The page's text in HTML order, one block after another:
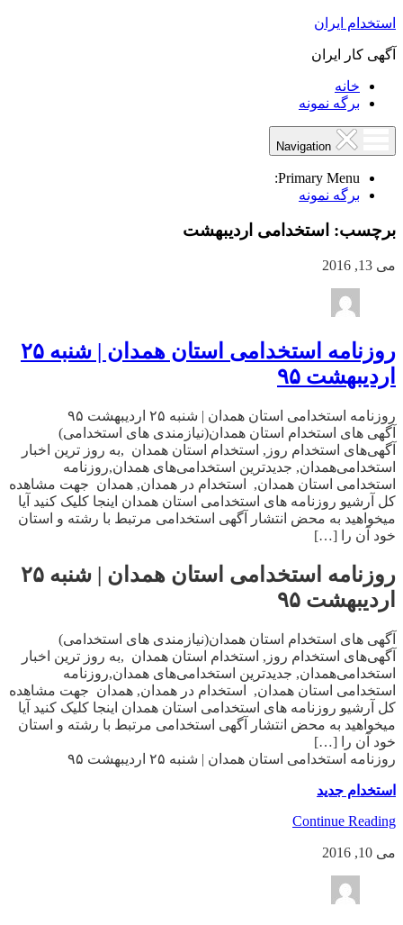
استخدام ایران
آگهی کار ایران
خانه
برگه نمونه
Primary Menu:
برگه نمونه
برچسب: استخدامی اردیبهشت
می 13, 2016
روزنامه استخدامی استان همدان | شنبه ۲۵
اردیبهشت ۹۵
روزنامه استخدامی استان همدان | شنبه ۲۵ اردیبهشت ۹۵
آگهی های استخدام استان همدان(نیازمندی های استخدامی)
آگهی‌های استخدام روز, استخدام استان همدان ,به روز ترین اخبار
استخدامی‌همدان, جدیدترین استخدامی‌های همدان,روزنامه
استخدامی استان همدان, استخدام در همدان, همدان جهت مشاهده
کل آرشیو روزنامه های استخدامی استان همدان اینجا کلیک کنید آیا
میخواهید به محض انتشار آگهی استخدامی مرتبط با رشته و استان
خود آن را […]
روزنامه استخدامی استان همدان | شنبه ۲۵
اردیبهشت ۹۵
آگهی های استخدام استان همدان(نیازمندی های استخدامی)
آگهی‌های استخدام روز, استخدام استان همدان ,به روز ترین اخبار
استخدامی‌همدان, جدیدترین استخدامی‌های همدان,روزنامه
استخدامی استان همدان, استخدام در همدان, همدان جهت مشاهده
کل آرشیو روزنامه های استخدامی استان همدان اینجا کلیک کنید آیا
میخواهید به محض انتشار آگهی استخدامی مرتبط با رشته و استان
خود آن را […]
روزنامه استخدامی استان همدان | شنبه ۲۵ اردیبهشت ۹۵
استخدام جدید
Continue Reading
می 10, 2016